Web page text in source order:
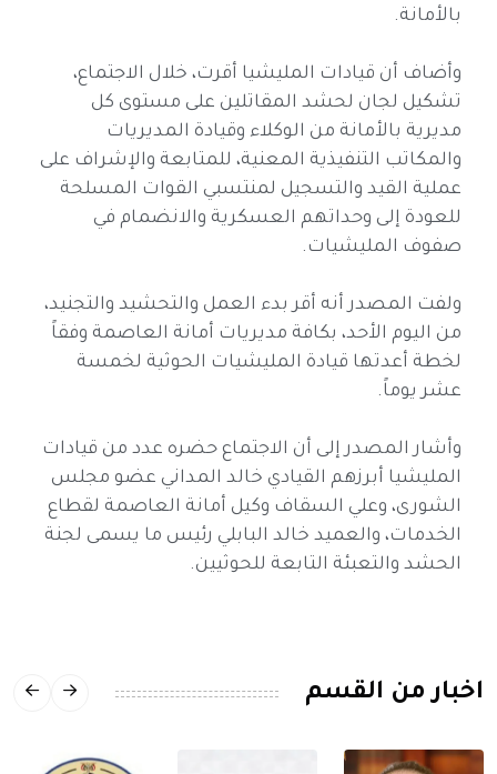
بالأمانة.
وأضاف أن قيادات المليشيا أقرت، خلال الاجتماع،
تشكيل لجان لحشد المقاتلين على مستوى كل
مديرية بالأمانة من الوكلاء وقيادة المديريات
والمكاتب التنفيذية المعنية، للمتابعة والإشراف على
عملية القيد والتسجيل لمنتسبي القوات المسلحة
للعودة إلى وحداتهم العسكرية والانضمام في
صفوف المليشيات.
ولفت المصدر أنه أقر بدء العمل والتحشيد والتجنيد،
من اليوم الأحد، بكافة مديريات أمانة العاصمة وفقاً
لخطة أعدتها قيادة المليشيات الحوثية لخمسة
عشر يوماً.
وأشار المصدر إلى أن الاجتماع حضره عدد من قيادات
المليشيا أبرزهم القيادي خالد المداني عضو مجلس
الشورى، وعلي السقاف وكيل أمانة العاصمة لقطاع
الخدمات، والعميد خالد البابلي رئيس ما يسمى لجنة
الحشد والتعبئة التابعة للحوثيين.
اخبار من القسم